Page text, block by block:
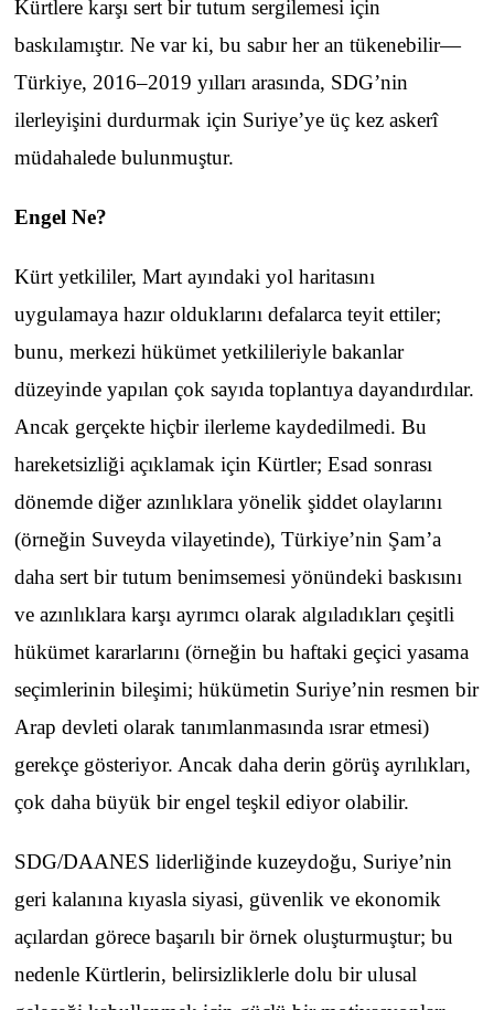
Kürtlere karşı sert bir tutum sergilemesi için
baskılamıştır. Ne var ki, bu sabır her an tükenebilir—
Türkiye, 2016–2019 yılları arasında, SDG’nin
ilerleyişini durdurmak için Suriye’ye üç kez askerî
müdahalede bulunmuştur.
Engel Ne?
Kürt yetkililer, Mart ayındaki yol haritasını
uygulamaya hazır olduklarını defalarca teyit ettiler;
bunu, merkezi hükümet yetkilileriyle bakanlar
düzeyinde yapılan çok sayıda toplantıya dayandırdılar.
Ancak gerçekte hiçbir ilerleme kaydedilmedi. Bu
hareketsizliği açıklamak için Kürtler; Esad sonrası
dönemde diğer azınlıklara yönelik şiddet olaylarını
(örneğin Suveyda vilayetinde), Türkiye’nin Şam’a
daha sert bir tutum benimsemesi yönündeki baskısını
ve azınlıklara karşı ayrımcı olarak algıladıkları çeşitli
hükümet kararlarını (örneğin bu haftaki geçici yasama
seçimlerinin bileşimi; hükümetin Suriye’nin resmen bir
Arap devleti olarak tanımlanmasında ısrar etmesi)
gerekçe gösteriyor. Ancak daha derin görüş ayrılıkları,
çok daha büyük bir engel teşkil ediyor olabilir.
SDG/DAANES liderliğinde kuzeydoğu, Suriye’nin
geri kalanına kıyasla siyasi, güvenlik ve ekonomik
açılardan görece başarılı bir örnek oluşturmuştur; bu
nedenle Kürtlerin, belirsizliklerle dolu bir ulusal